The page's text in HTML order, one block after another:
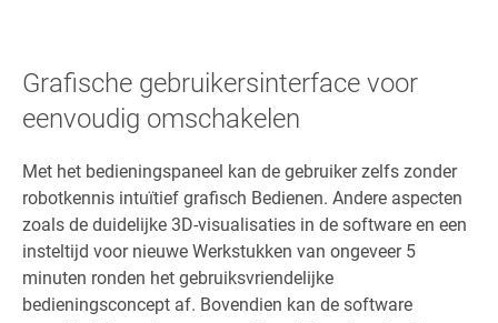
Grafische gebruikersinterface voor
eenvoudig omschakelen
Met het bedieningspaneel kan de gebruiker zelfs zonder
robotkennis intuïtief grafisch Bedienen. Andere aspecten
zoals de duidelijke 3D-visualisaties in de software en een
insteltijd voor nieuwe Werkstukken van ongeveer 5
minuten ronden het gebruiksvriendelijke
bedieningsconcept af. Bovendien kan de software